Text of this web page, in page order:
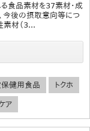
食品素材を37素材・成
今後の摂取意向等につ
素材（3...
健用食品 トクホ
ア